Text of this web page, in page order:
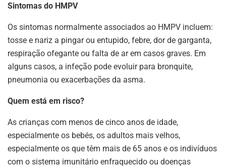
Sintomas do HMPV
Os sintomas normalmente associados ao HMPV incluem:
tosse e nariz a pingar ou entupido, febre, dor de garganta,
respiração ofegante ou falta de ar em casos graves. Em
alguns casos, a infeção pode evoluir para bronquite,
pneumonia ou exacerbações da asma.
Quem está em risco?
As crianças com menos de cinco anos de idade,
especialmente os bebés, os adultos mais velhos,
especialmente os que têm mais de 65 anos e os indivíduos
com o sistema imunitário enfraquecido ou doenças